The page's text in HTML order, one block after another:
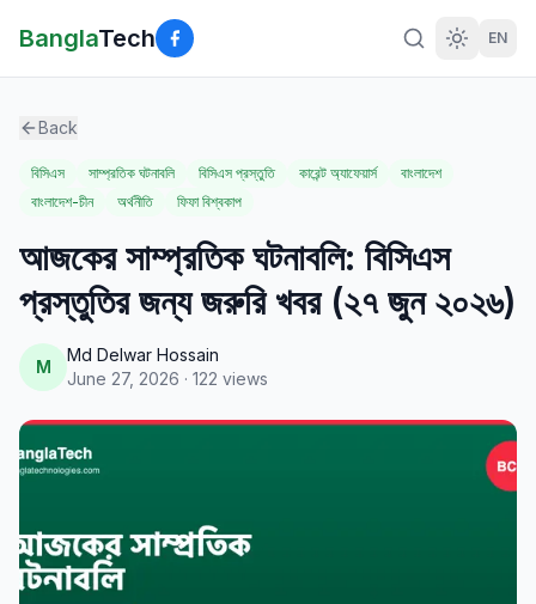
BanglaTech EN
Back
বিসিএস সাম্প্রতিক ঘটনাবলি বিসিএস প্রস্তুতি কারেন্ট অ্যাফেয়ার্স
বাংলাদেশ
বাংলাদেশ-চীন
অর্থনীতি ফিফা বিশ্বকাপ
আজকের সাম্প্রতিক ঘটনাবলি: বিসিএস
প্রস্তুতির জন্য জরুরি খবর (২৭ জুন ২০২৬)
M
Md Delwar Hossain
June 27, 2026 · 122 views